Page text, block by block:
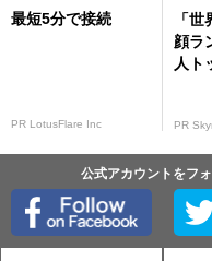
最短5分で接続
PR LotusFlare Inc
「
顔ラ
人ト
PR
公式アカウントをフ